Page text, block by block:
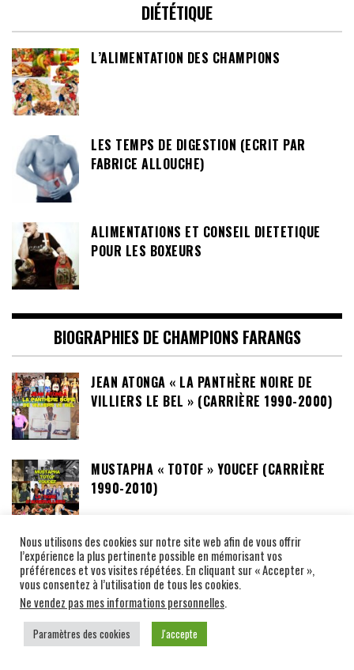
DIÉTÉTIQUE
L’ALIMENTATION DES CHAMPIONS
LES TEMPS DE DIGESTION (ECRIT PAR
FABRICE ALLOUCHE)
ALIMENTATIONS ET CONSEIL DIETETIQUE
POUR LES BOXEURS
BIOGRAPHIES DE CHAMPIONS FARANGS
JEAN ATONGA « LA PANTHÈRE NOIRE DE
VILLIERS LE BEL » (CARRIÈRE 1990-2000)
MUSTAPHA « TOTOF » YOUCEF (CARRIÈRE
1990-2010)
CLUBS MUAY THAI
TEAM ZEITOUN SINCE 1990 STUDIO PUNCH
MUAY THAI
Nous utilisons des cookies sur notre site web afin de vous offrir
l’expérience la plus pertinente possible en mémorisant vos
préférences et vos visites répétées. En cliquant sur « Accepter »,
vous consentez à l’utilisation de tous les cookies.
Ne vendez pas mes informations personnelles.
Paramètres des cookies J'accepte